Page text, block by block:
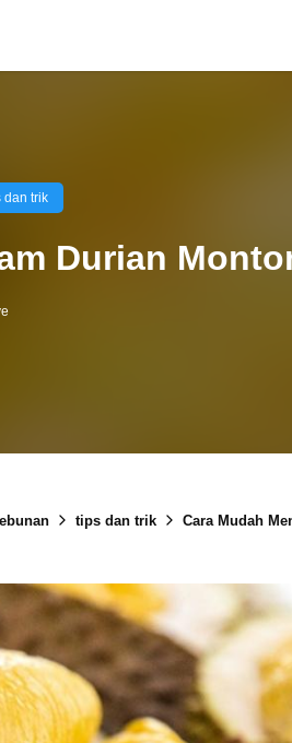
dan trik
Durian
tips dan trik Cara Mudah Menanam